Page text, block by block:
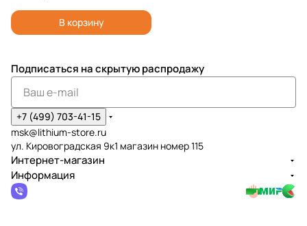
В корзину
Подписаться на скрытую распродажу
+7 (499) 703-41-15
msk@lithium-store.ru
ул. Кировоградская 9к1 магазин номер 115
Интернет-магазин
Информация